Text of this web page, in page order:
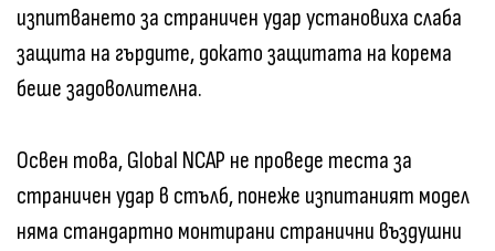
изпитването за страничен удар установиха слаба
защита на гърдите, докато защитата на корема
беше задоволителна.
Освен това, Global NCAP не проведе теста за
страничен удар в стълб, понеже изпитаният модел
няма стандартно монтирани странични въздушни